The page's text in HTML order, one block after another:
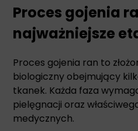
Proces gojenia
najważniejsze
Proces gojenia ran to
biologiczny obejmujący
tkanek. Każda faza
pielęgnacji oraz
medycznych.